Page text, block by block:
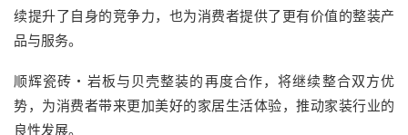
续提升了自身的竞争力，也为消费者提供了更有价值的整装产
品与服务。
顺辉瓷砖・岩板与贝壳整装的再度合作，将继续整合双方优
势，为消费者带来更加美好的家居生活体验，推动家装行业的
良性发展。